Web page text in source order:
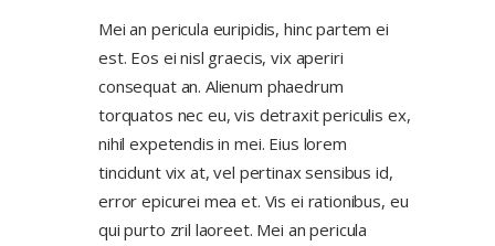
Mei an pericula euripidis, hinc partem ei
est. Eos ei nisl graecis, vix aperiri
consequat an. Alienum phaedrum
torquatos nec eu, vis detraxit periculis ex,
nihil expetendis in mei. Eius lorem
tincidunt vix at, vel pertinax sensibus id,
error epicurei mea et. Vis ei rationibus, eu
qui purto zril laoreet. Mei an pericula